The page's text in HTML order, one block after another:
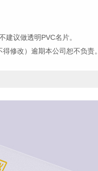
议做透明PVC名片。
修改）逾期本公司恕不负责。